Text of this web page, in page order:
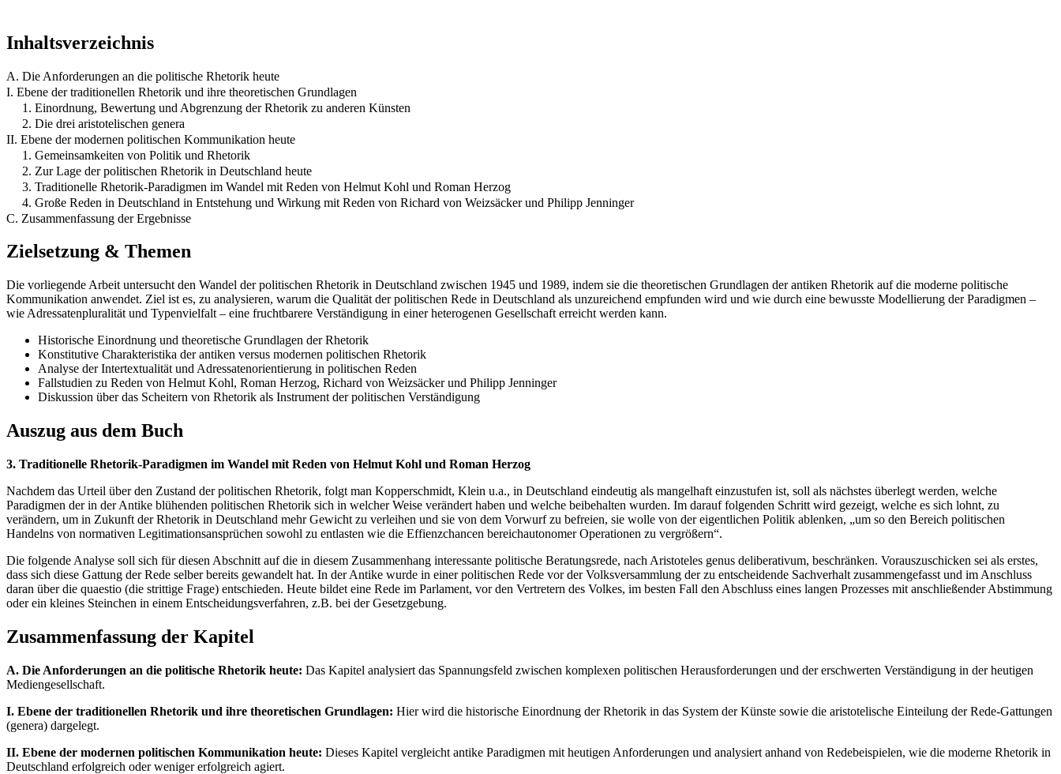
Inhaltsverzeichnis
A. Die Anforderungen an die politische Rhetorik heute
I. Ebene der traditionellen Rhetorik und ihre theoretischen Grundlagen
1. Einordnung, Bewertung und Abgrenzung der Rhetorik zu anderen Künsten
2. Die drei aristotelischen genera
II. Ebene der modernen politischen Kommunikation heute
1. Gemeinsamkeiten von Politik und Rhetorik
2. Zur Lage der politischen Rhetorik in Deutschland heute
3. Traditionelle Rhetorik-Paradigmen im Wandel mit Reden von Helmut Kohl und Roman Herzog
4. Große Reden in Deutschland in Entstehung und Wirkung mit Reden von Richard von Weizsäcker und Philipp Jenninger
C. Zusammenfassung der Ergebnisse
Zielsetzung & Themen
Die vorliegende Arbeit untersucht den Wandel der politischen Rhetorik in Deutschland zwischen 1945 und 1989, indem sie die theoretischen Grundlagen der antiken Rhetorik auf die moderne politische
Kommunikation anwendet. Ziel ist es, zu analysieren, warum die Qualität der politischen Rede in Deutschland als unzureichend empfunden wird und wie durch eine bewusste Modellierung der Paradigmen –
wie Adressatenpluralität und Typenvielfalt – eine fruchtbarere Verständigung in einer heterogenen Gesellschaft erreicht werden kann.
Historische Einordnung und theoretische Grundlagen der Rhetorik
Konstitutive Charakteristika der antiken versus modernen politischen Rhetorik
Analyse der Intertextualität und Adressatenorientierung in politischen Reden
Fallstudien zu Reden von Helmut Kohl, Roman Herzog, Richard von Weizsäcker und Philipp Jenninger
Diskussion über das Scheitern von Rhetorik als Instrument der politischen Verständigung
Auszug aus dem Buch
3. Traditionelle Rhetorik-Paradigmen im Wandel mit Reden von Helmut Kohl und Roman Herzog
Nachdem das Urteil über den Zustand der politischen Rhetorik, folgt man Kopperschmidt, Klein u.a., in Deutschland eindeutig als mangelhaft einzustufen ist, soll als nächstes überlegt werden, welche
Paradigmen der in der Antike blühenden politischen Rhetorik sich in welcher Weise verändert haben und welche beibehalten wurden. Im darauf folgenden Schritt wird gezeigt, welche es sich lohnt, zu
verändern, um in Zukunft der Rhetorik in Deutschland mehr Gewicht zu verleihen und sie von dem Vorwurf zu befreien, sie wolle von der eigentlichen Politik ablenken, „um so den Bereich politischen
Handelns von normativen Legitimationsansprüchen sowohl zu entlasten wie die Effienzchancen bereichautonomer Operationen zu vergrößern“.
Die folgende Analyse soll sich für diesen Abschnitt auf die in diesem Zusammenhang interessante politische Beratungsrede, nach Aristoteles genus deliberativum, beschränken. Vorauszuschicken sei als erstes,
dass sich diese Gattung der Rede selber bereits gewandelt hat. In der Antike wurde in einer politischen Rede vor der Volksversammlung der zu entscheidende Sachverhalt zusammengefasst und im Anschluss
daran über die quaestio (die strittige Frage) entschieden. Heute bildet eine Rede im Parlament, vor den Vertretern des Volkes, im besten Fall den Abschluss eines langen Prozesses mit anschließender Abstimmung
oder ein kleines Steinchen in einem Entscheidungsverfahren, z.B. bei der Gesetzgebung.
Zusammenfassung der Kapitel
A. Die Anforderungen an die politische Rhetorik heute: Das Kapitel analysiert das Spannungsfeld zwischen komplexen politischen Herausforderungen und der erschwerten Verständigung in der heutigen
Mediengesellschaft.
I. Ebene der traditionellen Rhetorik und ihre theoretischen Grundlagen: Hier wird die historische Einordnung der Rhetorik in das System der Künste sowie die aristotelische Einteilung der Rede-Gattungen
(genera) dargelegt.
II. Ebene der modernen politischen Kommunikation heute: Dieses Kapitel vergleicht antike Paradigmen mit heutigen Anforderungen und analysiert anhand von Redebeispielen, wie die moderne Rhetorik in
Deutschland erfolgreich oder weniger erfolgreich agiert.